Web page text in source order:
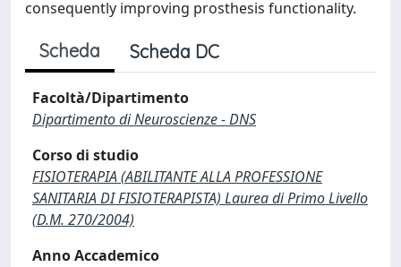
consequently improving prosthesis functionality.
Scheda Scheda DC
Facoltà/Dipartimento
Dipartimento di Neuroscienze - DNS
Corso di studio
FISIOTERAPIA (ABILITANTE ALLA PROFESSIONE
SANITARIA DI FISIOTERAPISTA) Laurea di Primo Livello
(D.M. 270/2004)
Anno Accademico